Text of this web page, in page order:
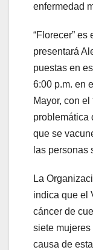
enfermedad
“Florecer”
presentará
puestas en
6:00 p.m. en
Mayor, con
problemática
que se
las personas
La
indica que el
cáncer de
siete
causa de